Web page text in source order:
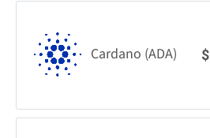
Cardano (ADA) $